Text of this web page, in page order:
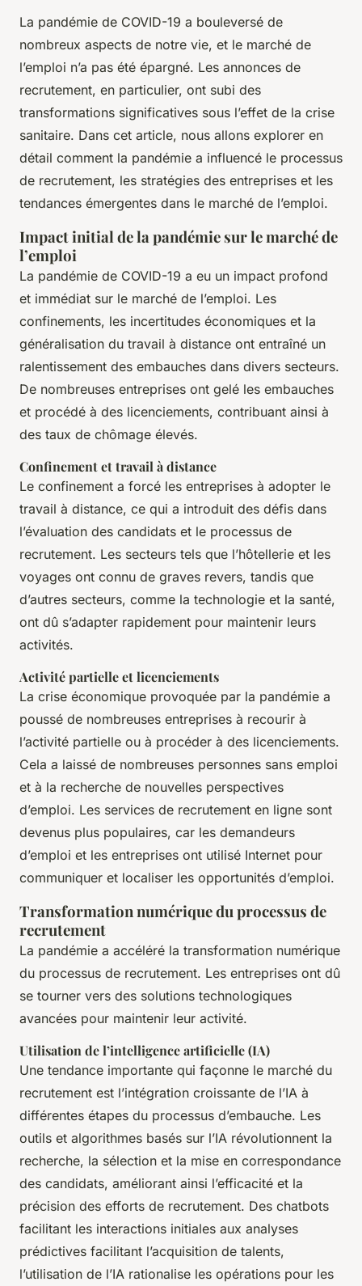
La pandémie de COVID-19 a bouleversé de
nombreux aspects de notre vie, et le marché de
l’emploi n’a pas été épargné. Les annonces de
recrutement, en particulier, ont subi des
transformations significatives sous l’effet de la crise
sanitaire. Dans cet article, nous allons explorer en
détail comment la pandémie a influencé le processus
de recrutement, les stratégies des entreprises et les
tendances émergentes dans le marché de l’emploi.
Impact initial de la pandémie sur le marché de
l’emploi
La pandémie de COVID-19 a eu un impact profond
et immédiat sur le marché de l’emploi. Les
confinements, les incertitudes économiques et la
généralisation du travail à distance ont entraîné un
ralentissement des embauches dans divers secteurs.
De nombreuses entreprises ont gelé les embauches
et procédé à des licenciements, contribuant ainsi à
des taux de chômage élevés.
Confinement et travail à distance
Le confinement a forcé les entreprises à adopter le
travail à distance, ce qui a introduit des défis dans
l’évaluation des candidats et le processus de
recrutement. Les secteurs tels que l’hôtellerie et les
voyages ont connu de graves revers, tandis que
d’autres secteurs, comme la technologie et la santé,
ont dû s’adapter rapidement pour maintenir leurs
activités.
Activité partielle et licenciements
La crise économique provoquée par la pandémie a
poussé de nombreuses entreprises à recourir à
l’activité partielle ou à procéder à des licenciements.
Cela a laissé de nombreuses personnes sans emploi
et à la recherche de nouvelles perspectives
d’emploi. Les services de recrutement en ligne sont
devenus plus populaires, car les demandeurs
d’emploi et les entreprises ont utilisé Internet pour
communiquer et localiser les opportunités d’emploi.
Transformation numérique du processus de
recrutement
La pandémie a accéléré la transformation numérique
du processus de recrutement. Les entreprises ont dû
se tourner vers des solutions technologiques
avancées pour maintenir leur activité.
Utilisation de l’intelligence artificielle (IA)
Une tendance importante qui façonne le marché du
recrutement est l’intégration croissante de l’IA à
différentes étapes du processus d’embauche. Les
outils et algorithmes basés sur l’IA révolutionnent la
recherche, la sélection et la mise en correspondance
des candidats, améliorant ainsi l’efficacité et la
précision des efforts de recrutement. Des chatbots
facilitant les interactions initiales aux analyses
prédictives facilitant l’acquisition de talents,
l’utilisation de l’IA rationalise les opérations pour les